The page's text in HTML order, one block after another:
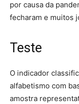
por causa da
fecharam e muitos
Teste
O indicador
alfabetismo com
amostra